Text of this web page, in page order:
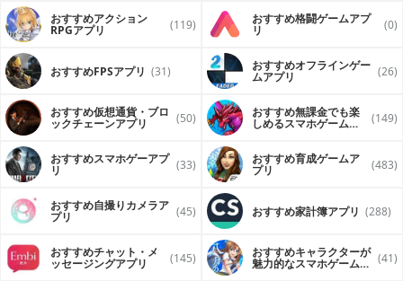
おすすめアクション
RPGアプリ (119) おすすめ格闘ゲームアプ
リ (0)
おすすめFPSアプリ (31) おすすめオフラインゲー
ムアプリ (26)
おすすめ仮想通貨・ブロ
ックチェーンアプリ (50) おすすめ無課金でも楽
しめるスマホゲームア (149)
おすすめスマホゲーアプ
リ (33) おすすめ育成ゲームア
プリ (483)
おすすめ自撮りカメラア
プリ (45) おすすめ家計簿アプリ (288)
おすすめチャット・メ
ッセージングアプリ (145) おすすめキャラクターが
魅力的なスマホゲームア (41)